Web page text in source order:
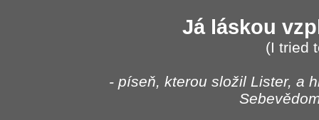
Já láskou
(I tried
- píseň, kterou složil Lister, a